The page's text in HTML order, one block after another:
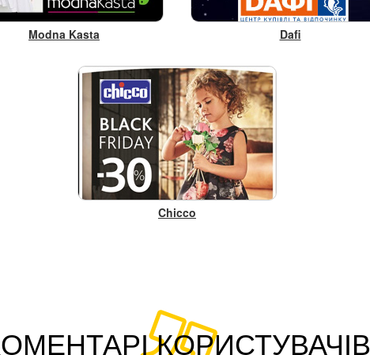
Modna Kasta Dafi
Chicco
КОРИСТУВАЧІВ